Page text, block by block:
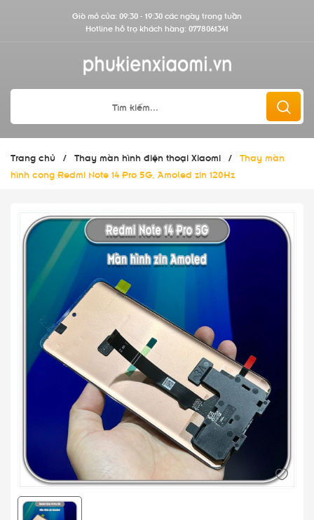
Giờ mở cửa: 09:30 - 19:30 các ngày trong tuần
Hotline hỗ trợ khách hàng: 0778061341
Trang chủ / Thay màn hình điện thoại Xiaomi / Thay màn
hình cong Redmi Note 14 Pro 5G, Amoled zin 120Hz